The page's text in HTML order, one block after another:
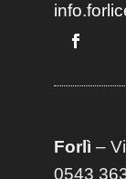
Forlì –
0543